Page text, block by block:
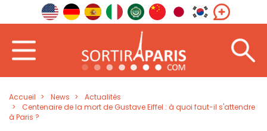
Accueil News
Actualités
Centenaire de la mort de Gustave Eiffel : à quoi faut-il s'attendre
à Paris ?